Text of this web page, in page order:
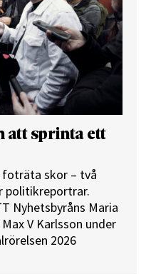
att sprinta ett
skor – två
politikreportrar.
Nyhetsbyråns Maria
V Karlsson under
2026